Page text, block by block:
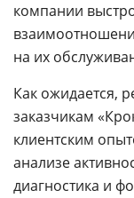
компании
на их
Как ожидается,
заказчикам
клиентским
анализе
диагностика и